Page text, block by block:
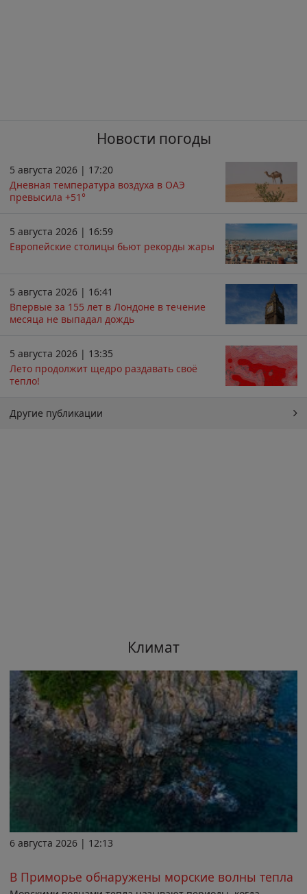
Новости погоды
5 августа 2026 | 17:20
Дневная температура воздуха в ОАЭ
превысила +51°
5 августа 2026 | 16:59
Европейские столицы бьют рекорды жары
5 августа 2026 | 16:41
Впервые за 155 лет в Лондоне в течение
месяца не выпадал дождь
5 августа 2026 | 13:35
Лето продолжит щедро раздавать своё
тепло!
Другие публикации
Климат
6 августа 2026 | 12:13
В Приморье обнаружены морские волны тепла